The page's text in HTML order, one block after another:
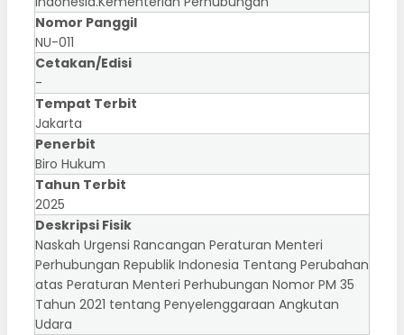
Nomor Panggil
NU-011
Cetakan/Edisi
-
Tempat Terbit
Jakarta
Penerbit
Biro Hukum
Tahun Terbit
2025
Deskripsi Fisik
Naskah Urgensi Rancangan Peraturan Menteri
Perhubungan Republik Indonesia Tentang Perubahan
atas Peraturan Menteri Perhubungan Nomor PM 35
Tahun 2021 tentang Penyelenggaraan Angkutan
Udara